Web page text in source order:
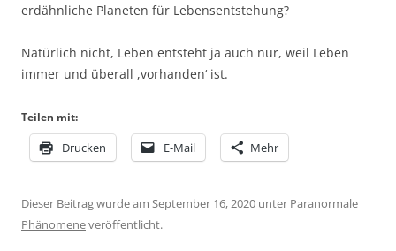
erdähnliche Planeten für Lebensentstehung?
Natürlich nicht, Leben entsteht ja auch nur, weil Leben
immer und überall ,vorhanden‘ ist.
Teilen mit:
Drucken E-Mail Mehr
Dieser Beitrag wurde am September 16, 2020 unter Paranormale
Phänomeneveröffentlicht.